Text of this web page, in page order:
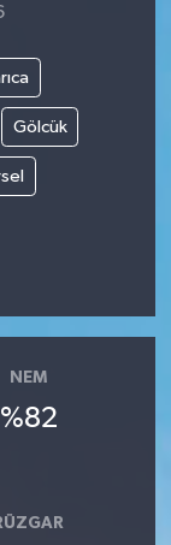
Gölcük
NEM
%82